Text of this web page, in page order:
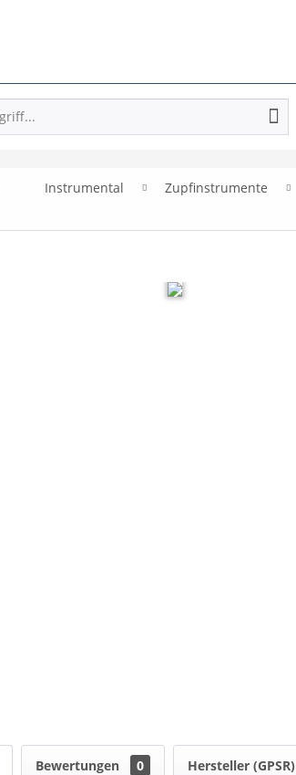
Instrumental Zupfinstrumente
Bewertungen 0 Hersteller (GPSR)